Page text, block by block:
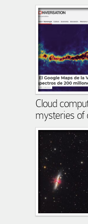
Cloud
mysteries of